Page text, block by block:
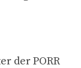
der PORR